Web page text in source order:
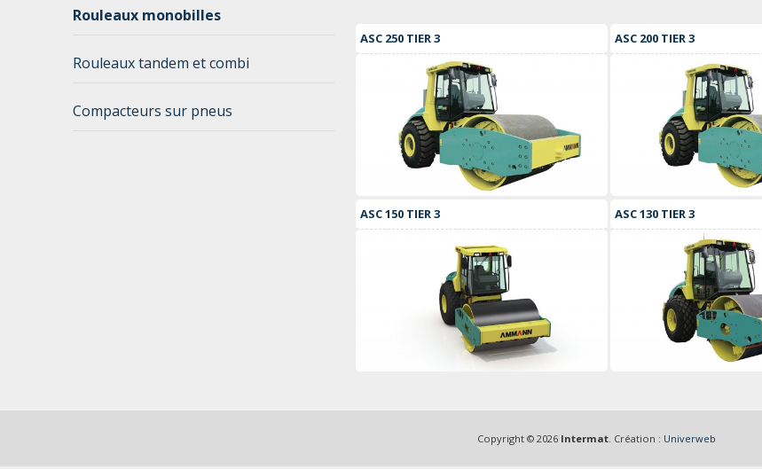
ASC 250 TIER 3 ASC 200 TIER 3
ASC 150 TIER 3 ASC 130 TIER 3
Rouleaux monobilles
Rouleaux tandem et combi
Compacteurs sur pneus
Copyright © 2026 Intermat. Création : Univerweb